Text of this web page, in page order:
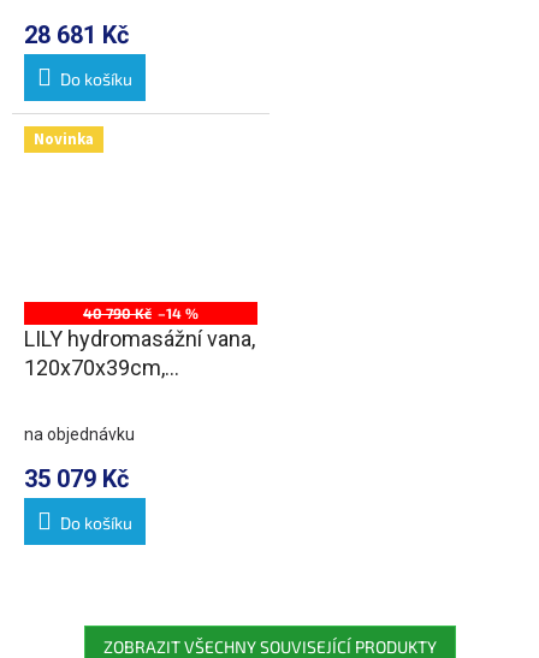
28 681 Kč
Do košíku
Novinka
40 790 Kč –14 %
LILY hydromasážní vana,
120x70x39cm,
na objednávku
35 079 Kč
Do košíku
ZOBRAZIT VŠECHNY SOUVISEJÍCÍ PRODUKTY